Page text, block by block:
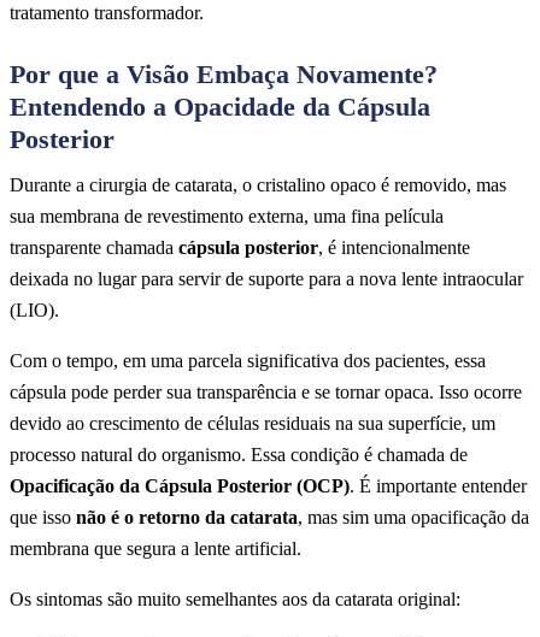
tratamento transformador.
Por que a Visão Embaça Novamente?
Entendendo a Opacidade da Cápsula
Posterior
Durante a cirurgia de catarata, o cristalino opaco é removido, mas
sua membrana de revestimento externa, uma fina película
transparente chamada cápsula posterior, é intencionalmente
deixada no lugar para servir de suporte para a nova lente intraocular
(LIO).
Com o tempo, em uma parcela significativa dos pacientes, essa
cápsula pode perder sua transparência e se tornar opaca. Isso ocorre
devido ao crescimento de células residuais na sua superfície, um
processo natural do organismo. Essa condição é chamada de
Opacificação da Cápsula Posterior (OCP). É importante entender
que isso não é o retorno da catarata, mas sim uma opacificação da
membrana que segura a lente artificial.
Os sintomas são muito semelhantes aos da catarata original: